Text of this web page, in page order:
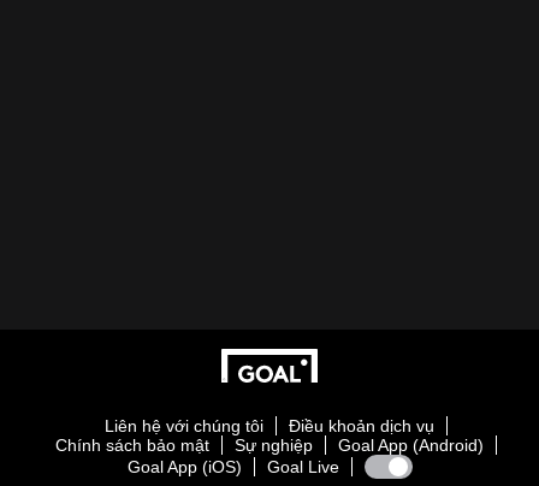
Liên hệ với chúng tôi
Điều khoản dịch vụ
Chính sách bảo mật
Sự nghiệp
Goal App (Android)
Goal App (iOS)
Goal Live